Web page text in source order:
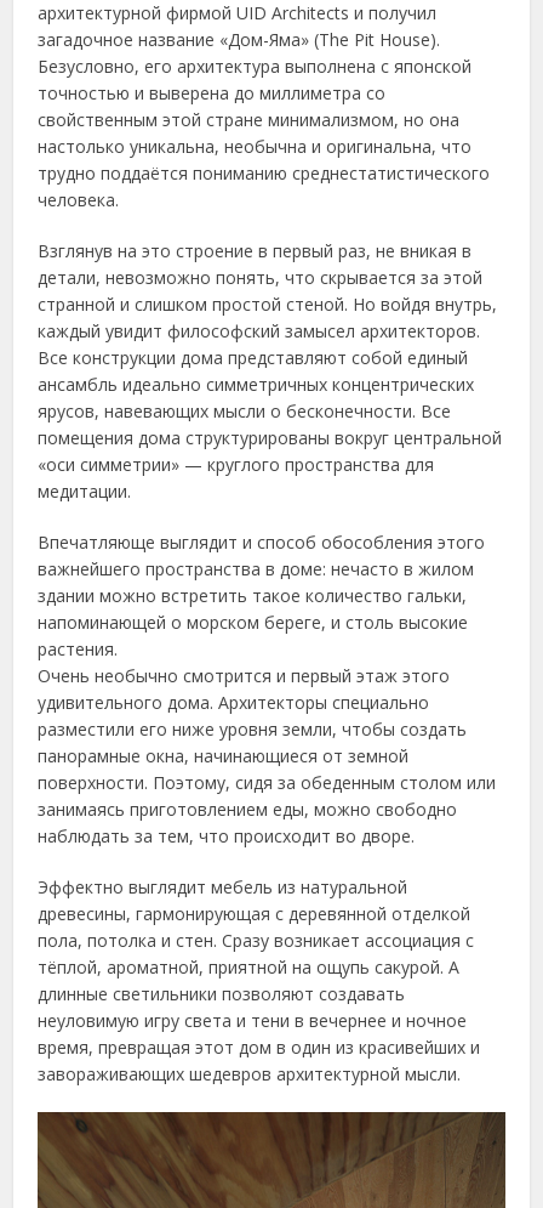
архитектурной фирмой UID Architects и получил
загадочное название «Дом-Яма» (The Pit House).
Безусловно, его архитектура выполнена с японской
точностью и выверена до миллиметра со
свойственным этой стране минимализмом, но она
настолько уникальна, необычна и оригинальна, что
трудно поддаётся пониманию среднестатистического
человека.
Взглянув на это строение в первый раз, не вникая в
детали, невозможно понять, что скрывается за этой
странной и слишком простой стеной. Но войдя внутрь,
каждый увидит философский замысел архитекторов.
Все конструкции дома представляют собой единый
ансамбль идеально симметричных концентрических
ярусов, навевающих мысли о бесконечности. Все
помещения дома структурированы вокруг центральной
«оси симметрии» — круглого пространства для
медитации.
Впечатляюще выглядит и способ обособления этого
важнейшего пространства в доме: нечасто в жилом
здании можно встретить такое количество гальки,
напоминающей о морском береге, и столь высокие
растения.
Очень необычно смотрится и первый этаж этого
удивительного дома. Архитекторы специально
разместили его ниже уровня земли, чтобы создать
панорамные окна, начинающиеся от земной
поверхности. Поэтому, сидя за обеденным столом или
занимаясь приготовлением еды, можно свободно
наблюдать за тем, что происходит во дворе.
Эффектно выглядит мебель из натуральной
древесины, гармонирующая с деревянной отделкой
пола, потолка и стен. Сразу возникает ассоциация с
тёплой, ароматной, приятной на ощупь сакурой. А
длинные светильники позволяют создавать
неуловимую игру света и тени в вечернее и ночное
время, превращая этот дом в один из красивейших и
завораживающих шедевров архитектурной мысли.